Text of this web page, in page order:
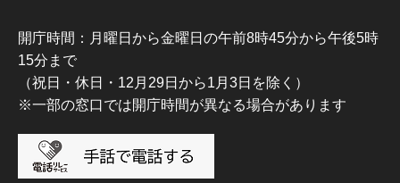
開庁時間：月曜日から金曜日の午前8時45分から午後5時
15分まで
（祝日・休日・12月29日から1月3日を除く）
※一部の窓口では開庁時間が異なる場合があります